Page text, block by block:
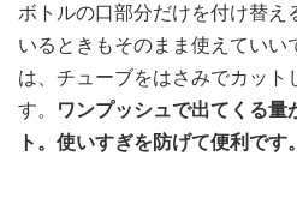
ボトルの口部分だけを付け替え
いるときもそのまま使えていい
は、チューブをはさみでカット
す。
ワンプッシュで出てくる
ト。使いすぎを防げて便利です。